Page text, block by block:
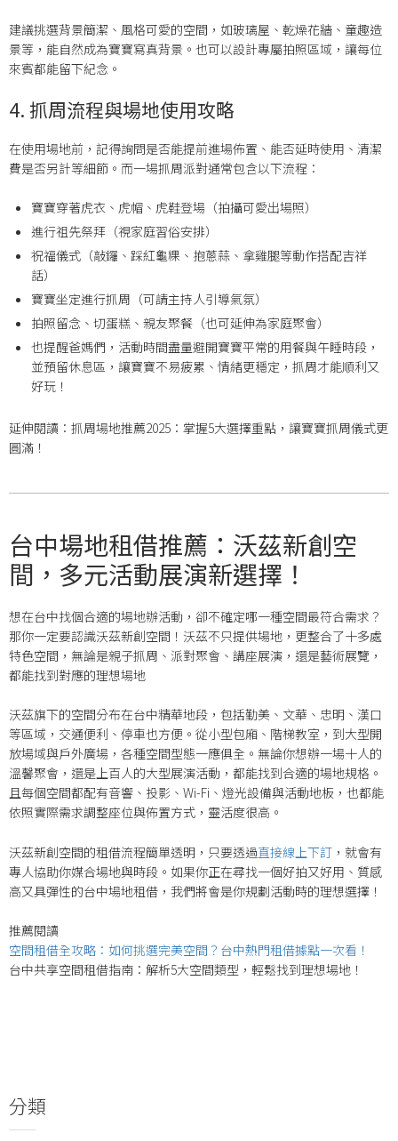
建議挑選背景簡潔、風格可愛的空間，如玻璃屋、乾燥花牆、童趣造
景等，能自然成為寶寶寫真背景。也可以設計專屬拍照區域，讓每位
來賓都能留下紀念。
4. 抓周流程與場地使用攻略
在使用場地前，記得詢問是否能提前進場佈置、能否延時使用、清潔
費是否另計等細節。而一場抓周派對通常包含以下流程：
寶寶穿著虎衣、虎帽、虎鞋登場（拍攝可愛出場照）
進行祖先祭拜（視家庭習俗安排）
祝福儀式（敲鑼、踩紅龜粿、抱蔥蒜、拿雞腿等動作搭配吉祥
話）
寶寶坐定進行抓周（可請主持人引導氣氛）
拍照留念、切蛋糕、親友聚餐（也可延伸為家庭聚會）
也提醒爸媽們，活動時間盡量避開寶寶平常的用餐與午睡時段，
並預留休息區，讓寶寶不易疲累、情緒更穩定，抓周才能順利又
好玩！
延伸閱讀：抓周場地推薦2025：掌握5大選擇重點，讓寶寶抓周儀式更
圓滿！
台中場地租借推薦：沃茲新創空
間，多元活動展演新選擇！
想在台中找個合適的場地辦活動，卻不確定哪一種空間最符合需求？
那你一定要認識沃茲新創空間！沃茲不只提供場地，更整合了十多處
特色空間，無論是親子抓周、派對聚會、講座展演，還是藝術展覽，
都能找到對應的理想場地
沃茲旗下的空間分布在台中精華地段，包括勤美、文華、忠明、漢口
等區域，交通便利、停車也方便。從小型包廂、階梯教室，到大型開
放場域與戶外廣場，各種空間型態一應俱全。無論你想辦一場十人的
溫馨聚會，還是上百人的大型展演活動，都能找到合適的場地規格。
且每個空間都配有音響、投影、Wi-Fi、燈光設備與活動地板，也都能
依照實際需求調整座位與佈置方式，靈活度很高。
沃茲新創空間的租借流程簡單透明，只要透過直接線上下訂 ，就會有
專人協助你媒合場地與時段。如果你正在尋找一個好拍又好用、質感
高又具彈性的台中場地租借，我們將會是你規劃活動時的理想選擇！
推薦閱讀
空間租借全攻略：如何挑選完美空間？台中熱門租借據點一次看！
台中共享空間租借指南：解析5大空間類型，輕鬆找到理想場地！
分類